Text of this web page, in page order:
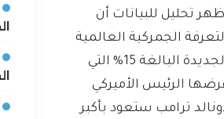
تحليل للبيانات أن
الجمركية العالمية
الجديدة البالغة 15% التي
الرئيس الأميركي
ترامب ستعود بأكبر